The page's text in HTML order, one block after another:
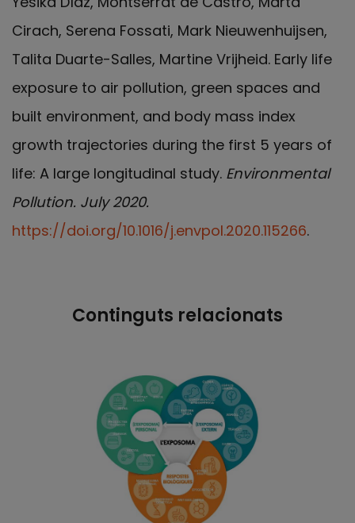
Cirach, Serena Fossati, Mark Nieuwenhuijsen,
Talita Duarte-Salles, Martine Vrijheid. Early life
exposure to air pollution, green spaces and
built environment, and body mass index
growth trajectories during the first 5 years of
life: A large longitudinal study. Environmental
Pollution. July 2020.
https://doi.org/10.1016/j.envpol.2020.115266.
Continguts relacionats